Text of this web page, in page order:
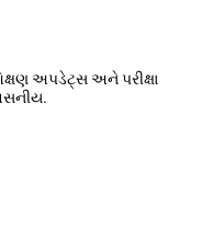
અપડેટ્સ અને પરીક્ષા